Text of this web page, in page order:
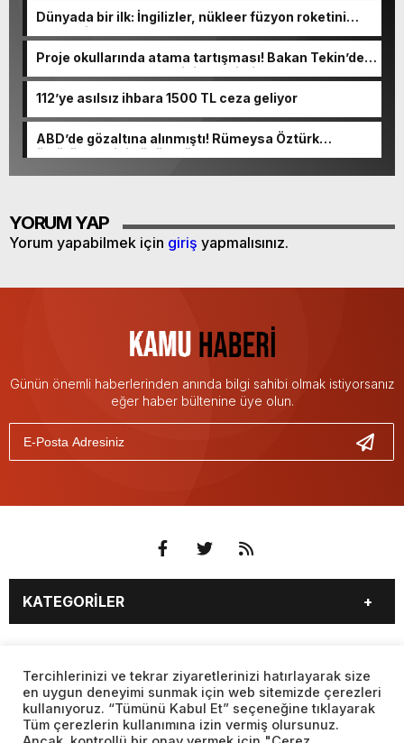
Dünyada bir ilk: İngilizler, nükleer füzyon roketini
ateşledi
Proje okullarında atama tartışması! Bakan Tekin’den
“Sıkıntı yaşanmaması için takvimi erken başlattık”
112’ye asılsız ihbara 1500 TL ceza geliyor
ABD’de gözaltına alınmıştı! Rümeysa Öztürk
öldürüleceğini düşünmüş
YORUM YAP
Yorum yapabilmek için giriş yapmalısınız.
Günün önemli haberlerinden anında bilgi sahibi olmak istiyorsanız
eğer haber bültenine üye olun.
KATEGORİLER
EĞİTİM
SAĞLIK
YAŞAM
SPOR
MAGAZİN
KÜLTÜR SANAT
SAYFALAR
BURÇLAR
CANLI BORSA
CANLI SONUÇLAR
CANLI TV
Tercihlerinizi ve tekrar ziyaretlerinizi hatırlayarak size
en uygun deneyimi sunmak için web sitemizde çerezleri
kullanıyoruz. “Tümünü Kabul Et” seçeneğine tıklayarak
Tüm çerezlerin kullanımına izin vermiş olursunuz.